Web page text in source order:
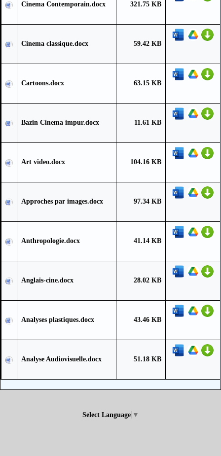
Cinema Contemporain.docx 321.75 KB
Cinema classique.docx 59.42 KB
Cartoons.docx 63.15 KB
Bazin Cinema impur.docx 11.61 KB
Art video.docx 104.16 KB
Approches par images.docx 97.34 KB
Anthropologie.docx 41.14 KB
Anglais-cine.docx 28.02 KB
Analyses plastiques.docx 43.46 KB
Analyse Audiovisuelle.docx 51.18 KB
Select Language ▼